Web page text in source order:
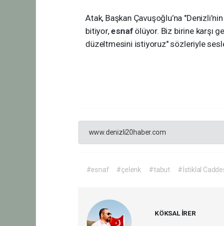
Atak, Başkan Çavuşoğlu’na
bitiyor, esnaf ölüyor. Biz birine karşı
düzeltmesini istiyoruz" sözleriyle
www.denizli20haber.com
#esnaf #çelenk #tabut #İstiklal
KÖKSAL İRER